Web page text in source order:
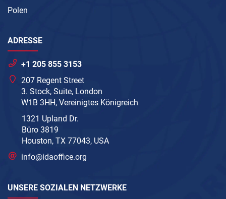
Polen
ADRESSE
+1 205 855 3153
207 Regent Street
3. Stock, Suite, London
W1B 3HH, Vereinigtes Königreich
1321 Upland Dr.
Büro 3819
Houston, TX 77043, USA
info@idaoffice.org
UNSERE SOZIALEN NETZWERKE